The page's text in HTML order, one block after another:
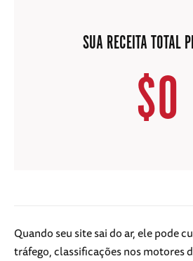
SUA RECEITA TOTAL
$0
Quando seu site sai do ar, ele pode
tráfego, classificações nos motores